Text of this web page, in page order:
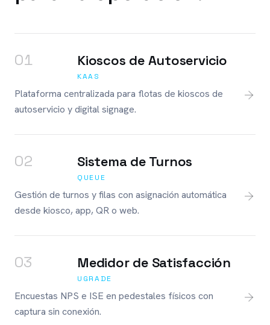
01 Kioscos de Autoservicio
KAAS
Plataforma centralizada para flotas de kioscos de
autoservicio y digital signage.
02 Sistema de Turnos
QUEUE
Gestión de turnos y filas con asignación automática
desde kiosco, app, QR o web.
03 Medidor de Satisfacción
UGRADE
Encuestas NPS e ISE en pedestales físicos con
captura sin conexión.